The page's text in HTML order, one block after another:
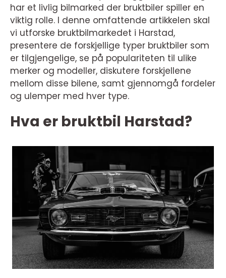
har et livlig bilmarked der bruktbiler spiller en
viktig rolle. I denne omfattende artikkelen skal
vi utforske bruktbilmarkedet i Harstad,
presentere de forskjellige typer bruktbiler som
er tilgjengelige, se på populariteten til ulike
merker og modeller, diskutere forskjellene
mellom disse bilene, samt gjennomgå fordeler
og ulemper med hver type.
Hva er bruktbil Harstad?